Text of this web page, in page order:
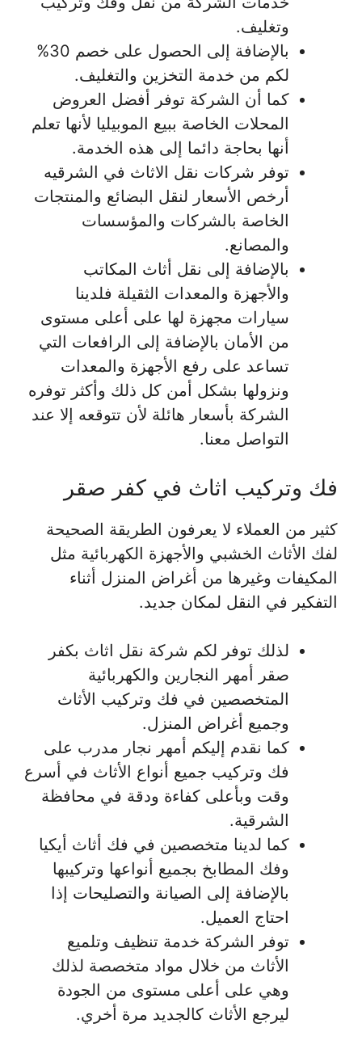
وتغليف.
بالإضافة إلى الحصول على خصم 30%
لكم من خدمة التخزين والتغليف.
كما أن الشركة توفر أفضل العروض
المحلات الخاصة ببيع الموبيليا لأنها تعلم
أنها بحاجة دائما إلى هذه الخدمة.
توفر شركات نقل الاثاث في الشرقيه
أرخص الأسعار لنقل البضائع والمنتجات
الخاصة بالشركات والمؤسسات
والمصانع.
بالإضافة إلى نقل أثاث المكاتب
والأجهزة والمعدات الثقيلة فلدينا
سيارات مجهزة لها على أعلى مستوى
من الأمان بالإضافة إلى الرافعات التي
تساعد على رفع الأجهزة والمعدات
ونزولها بشكل أمن كل ذلك وأكثر توفره
الشركة بأسعار هائلة لأن تتوقعه إلا عند
التواصل معنا.
فك وتركيب اثاث في كفر صقر
كثير من العملاء لا يعرفون الطريقة الصحيحة
لفك الأثاث الخشبي والأجهزة الكهربائية مثل
المكيفات وغيرها من أغراض المنزل أثناء
التفكير في النقل لمكان جديد.
لذلك توفر لكم شركة نقل اثاث بكفر
صقر أمهر النجارين والكهربائية
المتخصصين في فك وتركيب الأثاث
وجميع أغراض المنزل.
كما نقدم إليكم أمهر نجار مدرب على
فك وتركيب جميع أنواع الأثاث في أسرع
وقت وبأعلى كفاءة ودقة في محافظة
الشرقية.
كما لدينا متخصصين في فك أثاث أيكيا
وفك المطابخ بجميع أنواعها وتركيبها
بالإضافة إلى الصيانة والتصليحات إذا
احتاج العميل.
توفر الشركة خدمة تنظيف وتلميع
الأثاث من خلال مواد متخصصة لذلك
وهي على أعلى مستوى من الجودة
ليرجع الأثاث كالجديد مرة أخري.